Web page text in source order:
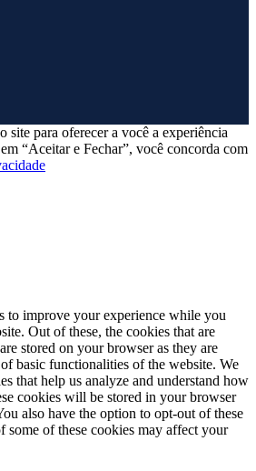
site para oferecer a você a experiência
“Aceitar e Fechar”, você concorda com
to improve your experience while you
Out of these, the cookies that are
stored on your browser as they are
basic functionalities of the website. We
that help us analyze and understand how
cookies will be stored in your browser
also have the option to opt-out of these
some of these cookies may affect your